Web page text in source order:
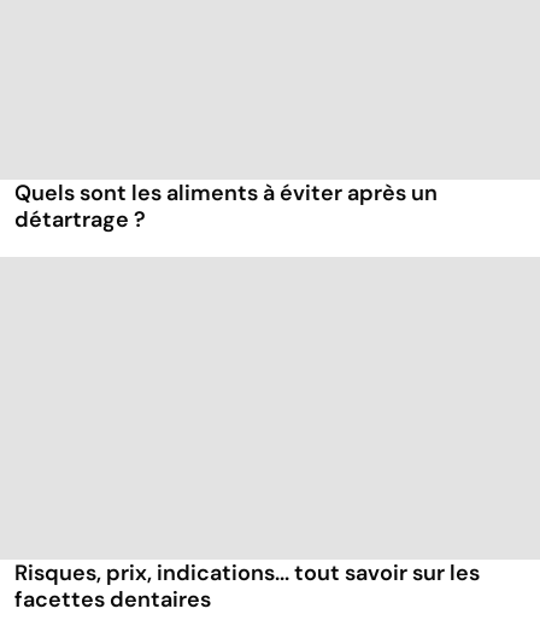
Quels sont les aliments à éviter après un
détartrage ?
Risques, prix, indications... tout savoir sur les
facettes dentaires